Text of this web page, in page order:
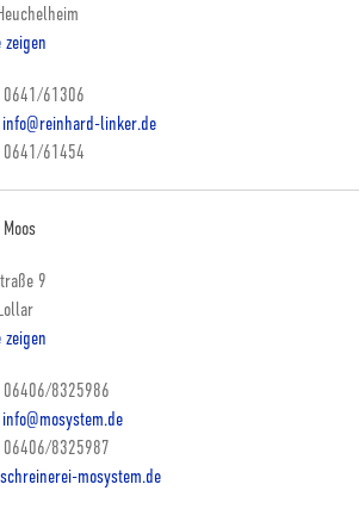
zeigen
61306
info@reinhard-linker.de
61454
9
zeigen
8325986
info@mosystem.de
8325987
schreinerei-mosystem.de